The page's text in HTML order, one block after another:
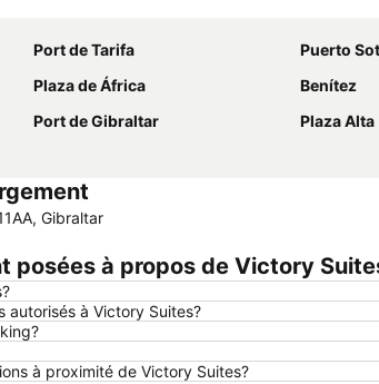
Port de Tarifa Puerto
Plaza de África Benítez
Port de Gibraltar Plaza Alta
Gibraltar
posées à propos de Victory
autorisés à Victory Suites?
à proximité de Victory Suites?